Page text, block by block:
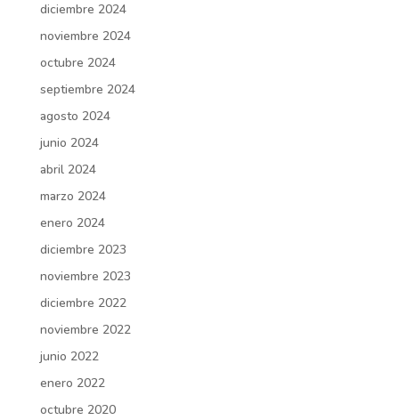
diciembre 2024
noviembre 2024
octubre 2024
septiembre 2024
agosto 2024
junio 2024
abril 2024
marzo 2024
enero 2024
diciembre 2023
noviembre 2023
diciembre 2022
noviembre 2022
junio 2022
enero 2022
octubre 2020